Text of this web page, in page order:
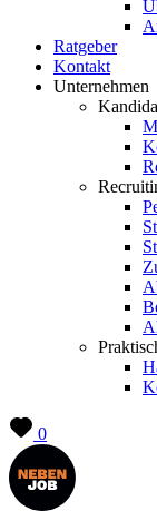
Ratgeber
Kontakt
Unternehmen
0